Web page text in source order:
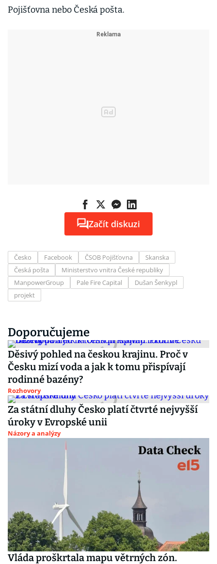
Pojišťovna nebo Česká pošta.
Začít diskuzi
Česko Facebook ČSOB Pojišťovna
Skanska
Česká pošta
Ministerstvo vnitra České republiky
ManpowerGroup
Pale Fire Capital
Dušan Šenkypl
projekt
Doporučujeme
Děsivý pohled na českou krajinu. Proč v
Česku mizí voda a jak k tomu přispívají
rodinné bazény?
Rozhovory
Za státní dluhy Česko platí čtvrté nejvyšší
úroky v Evropské unii
Názory a analýzy
Vláda proškrtala mapu větrných zón.